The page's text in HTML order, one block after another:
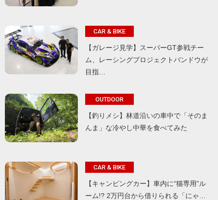
CAR & BIKE
【ガレージ見学】スーパーGT参戦チー
ム、レーシングプロジェクトバンドウが
目指…
OUTDOOR
【釣りメシ】林道沿いの車中で「そのま
んま」な冷やし中華を食べてみた
CAR & BIKE
【キャンピングカー】車内に“猫専用”ル
ーム!? 2万円台から借りられる「にゃ…